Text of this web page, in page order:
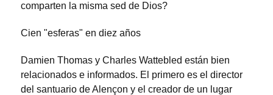
comparten la misma sed de Dios?
Cien "esferas" en diez años
Damien Thomas y Charles Wattebled están bien
relacionados e informados. El primero es el director
del santuario de Alençon y el creador de un lugar